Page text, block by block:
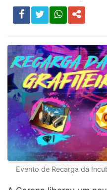
Evento de Recarga da